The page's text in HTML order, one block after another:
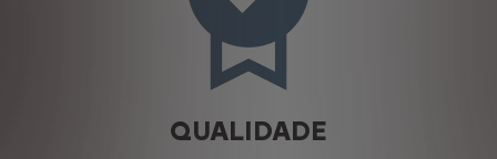
QUALIDADE